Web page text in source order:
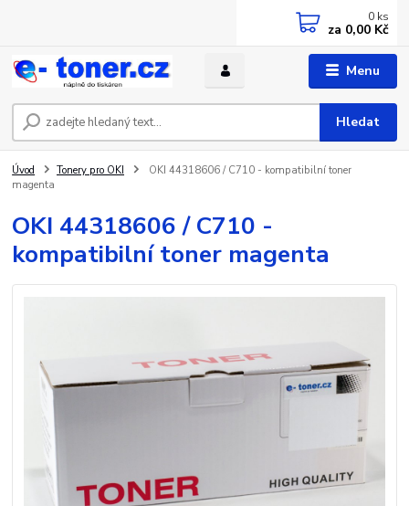
Menu
Hledat
0 ks
za 0,00 Kč
Úvod Tonery pro OKI
OKI 44318606 / C710 - kompatibilní toner
magenta
OKI 44318606 / C710 -
kompatibilní toner magenta